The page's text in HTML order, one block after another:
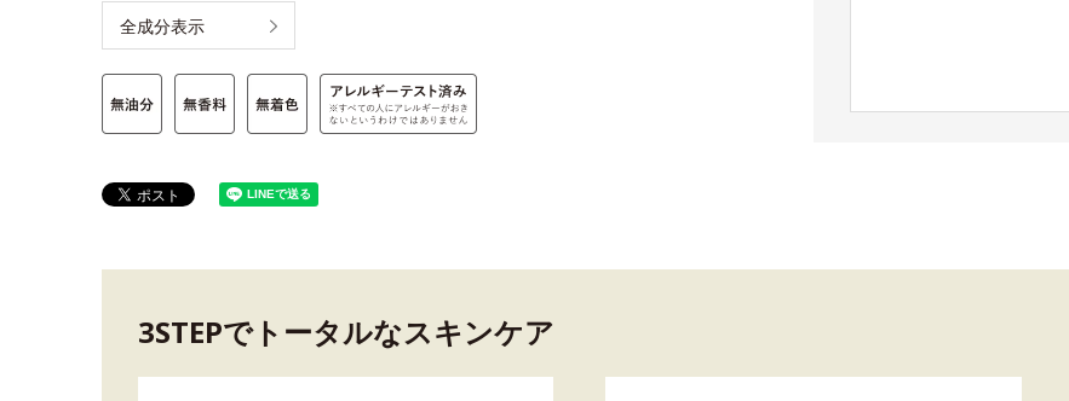
全成分表示
3STEPでトータルなスキンケア